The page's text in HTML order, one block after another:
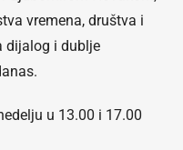
vremena, društva i
dijalog i dublje
u 13.00 i 17.00